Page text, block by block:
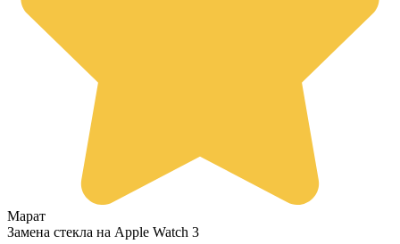
Марат
Замена стекла на Apple Watch 3